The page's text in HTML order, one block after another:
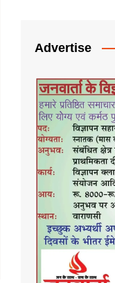
Advertise